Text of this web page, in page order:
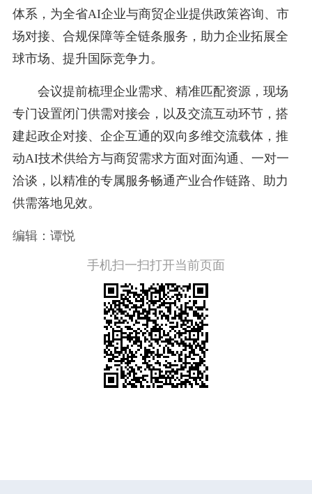
体系，为全省AI企业与商贸企业提供政策咨询、市
场对接、合规保障等全链条服务，助力企业拓展全
球市场、提升国际竞争力。
会议提前梳理企业需求、精准匹配资源，现场
专门设置闭门供需对接会，以及交流互动环节，搭
建起政企对接、企企互通的双向多维交流载体，推
动AI技术供给方与商贸需求方面对面沟通、一对一
洽谈，以精准的专属服务畅通产业合作链路、助力
供需落地见效。
编辑：谭悦
手机扫一扫打开当前页面